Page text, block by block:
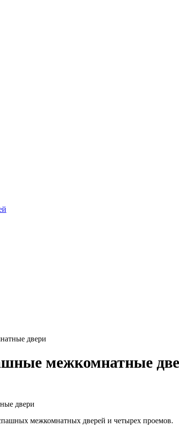
двери
межкомнатные
межкомнатных дверей и четырех проемов.